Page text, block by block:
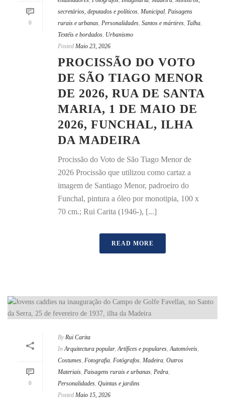
0
secretários, deputados e políticos, Municipal, Paisagens
rurais e urbanas, Personalidades, Santos e mártires, Talha,
Textéis e bordados, Urbanismo
Posted Maio 23, 2026
PROCISSÃO DO VOTO
DE SÃO TIAGO MENOR
DE 2026, RUA DE SANTA
MARIA, 1 DE MAIO DE
2026, FUNCHAL, ILHA
DA MADEIRA
Procissão do Voto de São Tiago Menor de
2026 Procissão que utilizou como cartaz a
imagem de Santiago Menor, padroeiro do
Funchal, pintura a óleo por monotipia, 100 x
70 cm.; Rui Carita (1946-), [...]
READ MORE
0
By Rui Carita
In Arquitectura popular,Artífices e populares,Automóveis,
Costumes, Fotografia, Fotógrafos, Madeira, Outros
Materiais, Paisagens rurais e urbanas, Pedra,
Personalidades, Quintas e jardins
Posted Maio 15, 2026